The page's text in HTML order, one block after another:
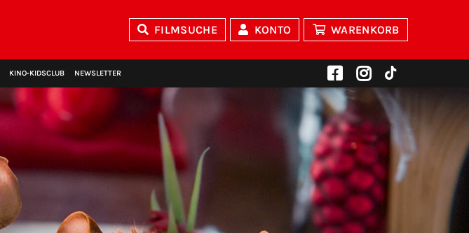
FILMSUCHE KONTO WARENKORB
KINO‑KIDSCLUB NEWSLETTER